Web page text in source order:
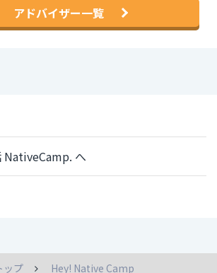
アドバイザー一覧
NativeCamp. へ
ップ
Hey! Native Camp